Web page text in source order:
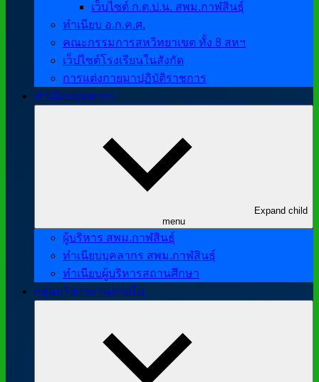
เว็บไซต์ ก.ต.ป.น. สพม.กาฬสินธุ์
ทำเนียบ อ.ก.ค.ศ.
คณะกรรมการสหวิทยาเขต ทั้ง 8 สหฯ
เว็ปไซต์โรงเรียนในสังกัด
การแต่งกายมาปฏิบัติราชการ
ทำเนียบบุคลากร
Expand child
menu
ผู้บริหาร สพม.กาฬสินธุ์
ทำเนียบบุคลากร สพม.กาฬสินธุ์
ทำเนียบผู้บริหารสถานศึกษา
กลุ่มบริหารงานภายใน